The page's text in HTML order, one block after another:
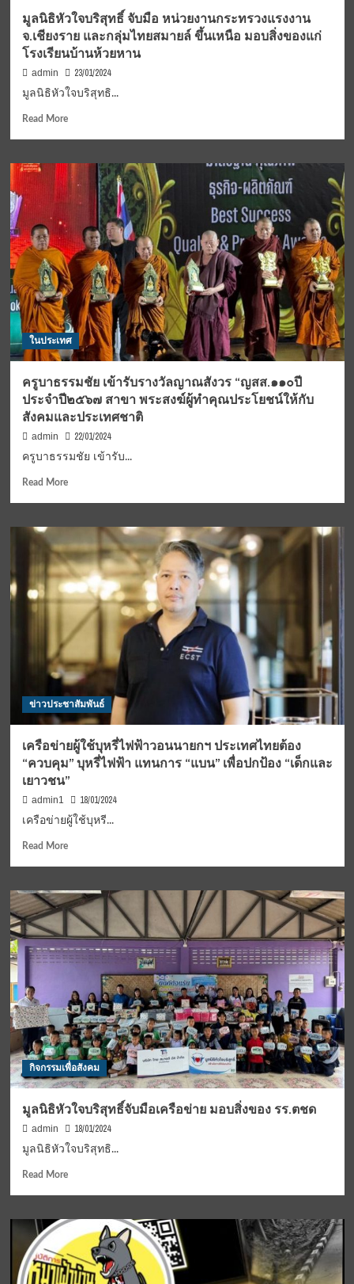
ส่ง
มอบ
สิทธิ
พิเศษ
ระดับ
มูลนิธิหัวใจบริสุทธิ์ จับมือ หน่วยงานกระทรวงแรงงาน
จ.เชียงราย และกลุ่มไทยสมายล์ ขึ้นเหนือ มอบสิ่งของแก่
โรงเรียนบ้านห้วยหาน
admin 23/01/2024
มูลนิธิหัวใจบริสุทธิ...
Read MoreRead
มูลนิธิ
หัวใจ
หน่วย
งาน
กระทรวง
แรงงาน
จ.เชียงราย
และ
กลุ่ม
ไทย
สมา
ขึ้น
เหนือ
มอบ
สิ่งของ
โรงเรียน
ในประเทศ
ครูบาธรรมชัย เข้ารับรางวัลญาณสังวร “ญสส.๑๑๐ปี
ประจำปี๒๕๖๗ สาขา พระสงฆ์ผู้ทำคุณประโยชน์ให้กับ
สังคมและประเทศชาติ
admin 22/01/2024
ครูบาธรรมชัย เข้ารับ...
Read MoreRead
ครูบา
เข้า
รับ
รางวัล
ญาณ
สังวร
“ญสส.๑๑๐ปี
ประจำ
ปี๒๕๖๗
พระ
สงฆ์
ทำคุณ
ประโยชน์
ให้
กับ
และ
ข่าวประชาสัมพันธ์
เครือข่ายผู้ใช้บุหรี่ไฟฟ้าวอนนายกฯ ประเทศไทยต้อง
“ควบคุม” บุหรี่ไฟฟ้า แทนการ “แบน” เพื่อปกป้อง “เด็กและ
เยาวชน”
admin1 18/01/2024
เครือข่ายผู้ใช้บุหรี...
Read MoreRead
เครือ
ข่าย
ใช้
บุหรี่
ไฟฟ้า
นา
ยกฯ
ประเทศไทย
ต้อง
“ควบคุม”
บุหรี่
ไฟฟ้า
การ
“แบน”
เพื่อ
“เด็ก
กิจกรรมเพื่อสังคม
มูลนิธิหัวใจบริสุทธิ์จับมือเครือข่าย มอบสิ่งของ รร.ตชด
admin 18/01/2024
มูลนิธิหัวใจบริสุทธิ...
Read MoreRead
มูลนิธิ
หัวใจ
บริสุทธิ์
จับ
มือ